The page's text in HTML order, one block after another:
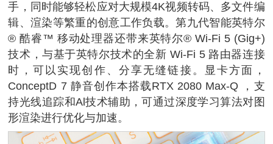
手，同时能够轻松应对大规模4K视频转码、多文件编
辑、渲染等繁重的创意工作负载。第九代智能英特尔
® 酷睿™ 移动处理器还带来英特尔® Wi-Fi 5 (Gig+)
技术，与基于英特尔技术的全新 Wi-Fi 5 路由器连接
时，可以实现创作、分享无缝链接。显卡方面，
ConceptD 7 静音创作本搭载RTX 2080 Max-Q ，支
持光线追踪和Al技术辅助，可通过深度学习算法对图
形渲染进行优化与加速。